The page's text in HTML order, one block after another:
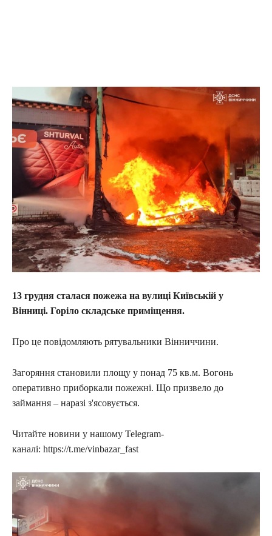
13 грудня сталася пожежа на вулиці Київській у
Вінниці. Горіло складське приміщення.
Про це повідомляють рятувальники Вінниччини.
Загоряння становили площу у понад 75 кв.м. Вогонь
оперативно приборкали пожежні. Що призвело до
займання – наразі з'ясовується.
Читайте новини у нашому Telegram-
каналі: https://t.me/vinbazar_fast